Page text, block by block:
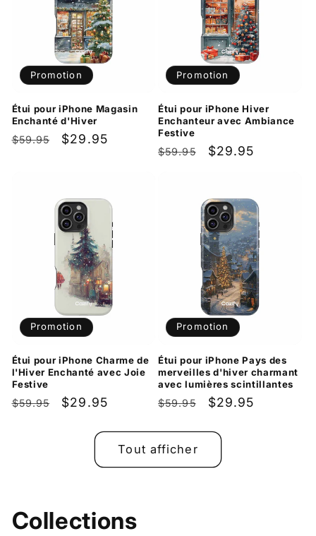
Promotion
Étui pour iPhone Magasin
Enchanté d'Hiver
Prix
$59.95
Prix
$29.95
Promotion
Étui pour iPhone Hiver
Enchanteur avec Ambiance
Festive
Prix
$59.95
Prix
$29.95
Promotion
Étui pour iPhone Charme de
l'Hiver Enchanté avec Joie
Festive
Prix
$59.95
Prix
$29.95
Promotion
Étui pour iPhone Pays des
merveilles d'hiver charmant
avec lumières scintillantes
Prix
$59.95
Prix
$29.95
Tout afficher
Collections